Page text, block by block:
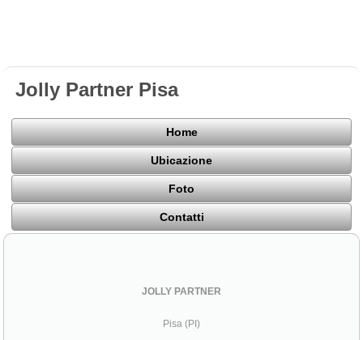
Jolly Partner Pisa
Home
Ubicazione
Foto
Contatti
JOLLY PARTNER
Pisa (PI)